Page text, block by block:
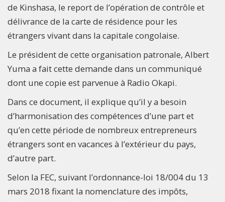
de Kinshasa, le report de l’opération de contrôle et
délivrance de la carte de résidence pour les
étrangers vivant dans la capitale congolaise.
Le président de cette organisation patronale, Albert
Yuma a fait cette demande dans un communiqué
dont une copie est parvenue à Radio Okapi.
Dans ce document, il explique qu’il y a besoin
d’harmonisation des compétences d’une part et
qu’en cette période de nombreux entrepreneurs
étrangers sont en vacances à l’extérieur du pays,
d’autre part.
Selon la FEC, suivant l’ordonnance-loi 18/004 du 13
mars 2018 fixant la nomenclature des impôts,